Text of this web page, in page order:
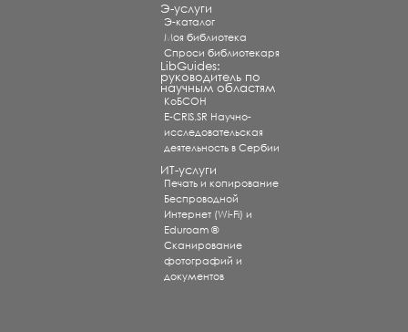
Э-услуги
Э-каталог
Моя библиотека
Спроси библиотекаря
LibGuides:
руководитель по
научным областям
КоБСОН
E-CRIS.SR Научно-
исследовательская
деятельность в Сербии
ИТ-услуги
Печать и копирование
Беспроводной
Интернет (Wi-Fi) и
Eduroam ®
Сканирование
фотографий и
документов